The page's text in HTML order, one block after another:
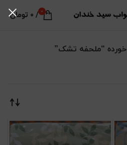
0
/
0 تومان
“ملحفه تشک”